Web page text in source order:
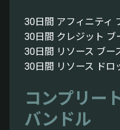
30日間 アフィニティ
30日間 クレジット ブ
30日間 リソース ブー
30日間 リソース ドロ
コンプリー
バンドル